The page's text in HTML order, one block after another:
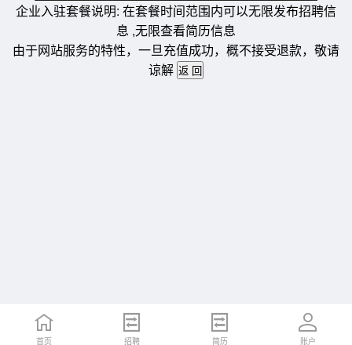
企业入驻套餐说明: 在套餐时间范围内可以无限发布招聘信
息 ,无限查看简历信息
由于网站服务的特性，一旦充值成功，概不接受退款，敬请
谅解
首页 招聘 简历 账户